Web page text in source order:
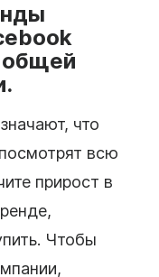
общей
что
всю
прирост в
Чтобы